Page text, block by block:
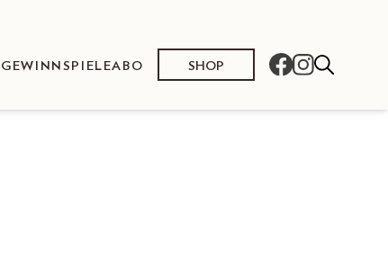
GEWINNSPIELEABO SHOP